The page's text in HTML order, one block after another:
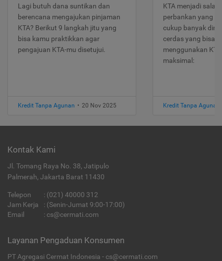
Lagi butuh dana suntikan dan
berencana mengajukan pinjaman
KTA? Berikut 9 langkah jitu yang
bisa kamu praktikkan agar
pengajuan KTA-mu disetujui.
Kredit Tanpa Agunan • 20 Nov 2025
KTA menjadi
perbankan yang
cukup banyak
cerdas yang bisa
menggunakan
maksimal:
Kredit Tanpa Agunan
Kontak Kami
Jl. Tomang Raya No. 38, Jatipulo
Palmerah, Jakarta Barat 11430
Telepon : (021) 40000 312
Jam Kerja
: (Senin-Jumat 9:00-17:00)
Email
: cs@cermati.com
Layanan Pengaduan Konsumen
PT Agregasi Cermat Indonesia - cs@cermati.com